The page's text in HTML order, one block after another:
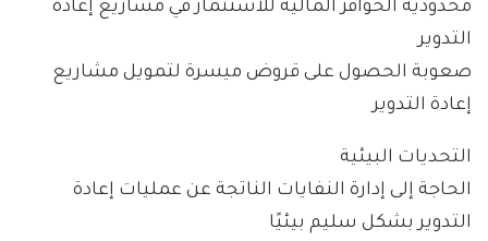
محدودية الحوافز المالية للاستثمار في مشاريع إعادة
التدوير
صعوبة الحصول على قروض ميسرة لتمويل مشاريع
إعادة التدوير
التحديات البيئية
الحاجة إلى إدارة النفايات الناتجة عن عمليات إعادة
التدوير بشكل سليم بيئيًا